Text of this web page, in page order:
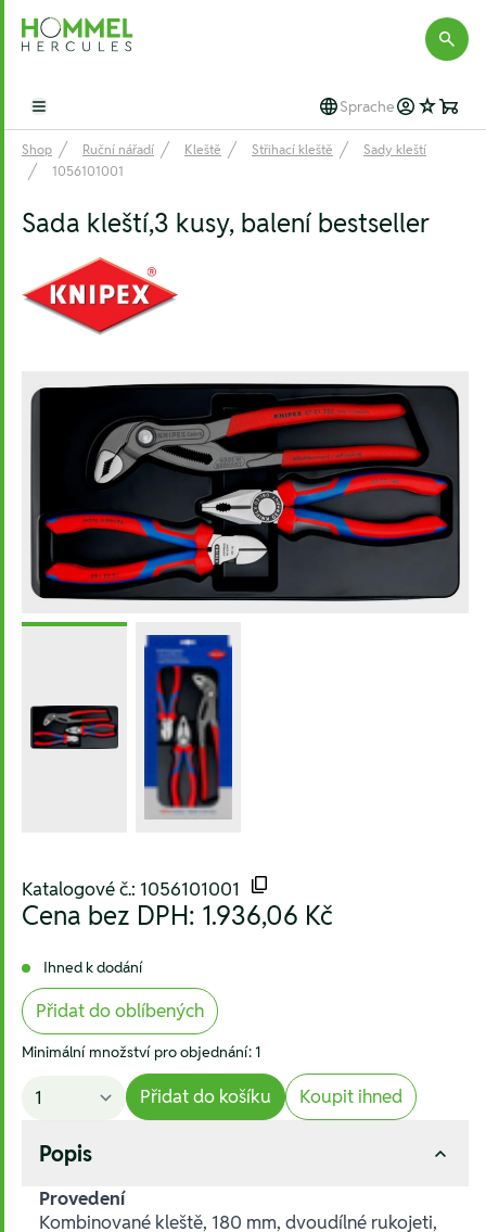
Hommel Hercules
Open main menu Sprache
Shop Ruční nářadí Kleště Střihací kleště
Sady kleští
1056101001
Sada kleští,3 kusy, balení bestseller
Katalogové č.: 1056101001
Cena bez DPH: 1.936,06 Kč
Ihned k dodání
Přidat do oblíbených
Minimální množství pro objednání: 1
Přidat do košíku Koupit ihned
Popis
Provedení
Kombinované kleště, 180 mm, dvoudílné rukojeti,